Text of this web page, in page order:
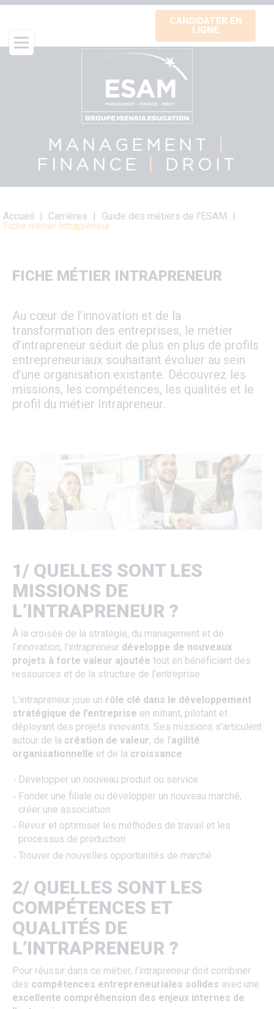
Aller
contenu
principal
CANDIDATER EN
LIGNE
MANAGEMENT
FINANCE
DROIT
Fil
d'Ariane
Accueil Carrières
Guide des métiers de l'ESAM
Fiche métier Intrapreneur
FICHE MÉTIER INTRAPRENEUR
Au cœur de l’innovation et de la
transformation des entreprises, le métier
d’intrapreneur séduit de plus en plus de profils
entrepreneuriaux souhaitant évoluer au sein
d’une organisation existante. Découvrez les
missions, les compétences, les qualités et le
profil du métier Intrapreneur.
1/ QUELLES SONT LES
MISSIONS DE
L’INTRAPRENEUR ?
À la croisée de la stratégie, du management et de
l’innovation, l’intrapreneur développe de nouveaux
projets à forte valeur ajoutée tout en bénéficiant des
ressources et de la structure de l’entreprise.
L’intrapreneur joue un rôle clé dans le développement
stratégique de l’entreprise en initiant, pilotant et
déployant des projets innovants. Ses missions s’articulent
autour de la création de valeur, de l’agilité
organisationnelle et de la croissance :
Développer un nouveau produit ou service
Fonder une filiale ou développer un nouveau marché,
créer une association
Revoir et optimiser les méthodes de travail et les
processus de production
Trouver de nouvelles opportunités de marché
2/ QUELLES SONT LES
COMPÉTENCES ET
QUALITÉS DE
L’INTRAPRENEUR ?
Pour réussir dans ce métier, l’intrapreneur doit combiner
des compétences entrepreneuriales solides avec une
excellente compréhension des enjeux internes de